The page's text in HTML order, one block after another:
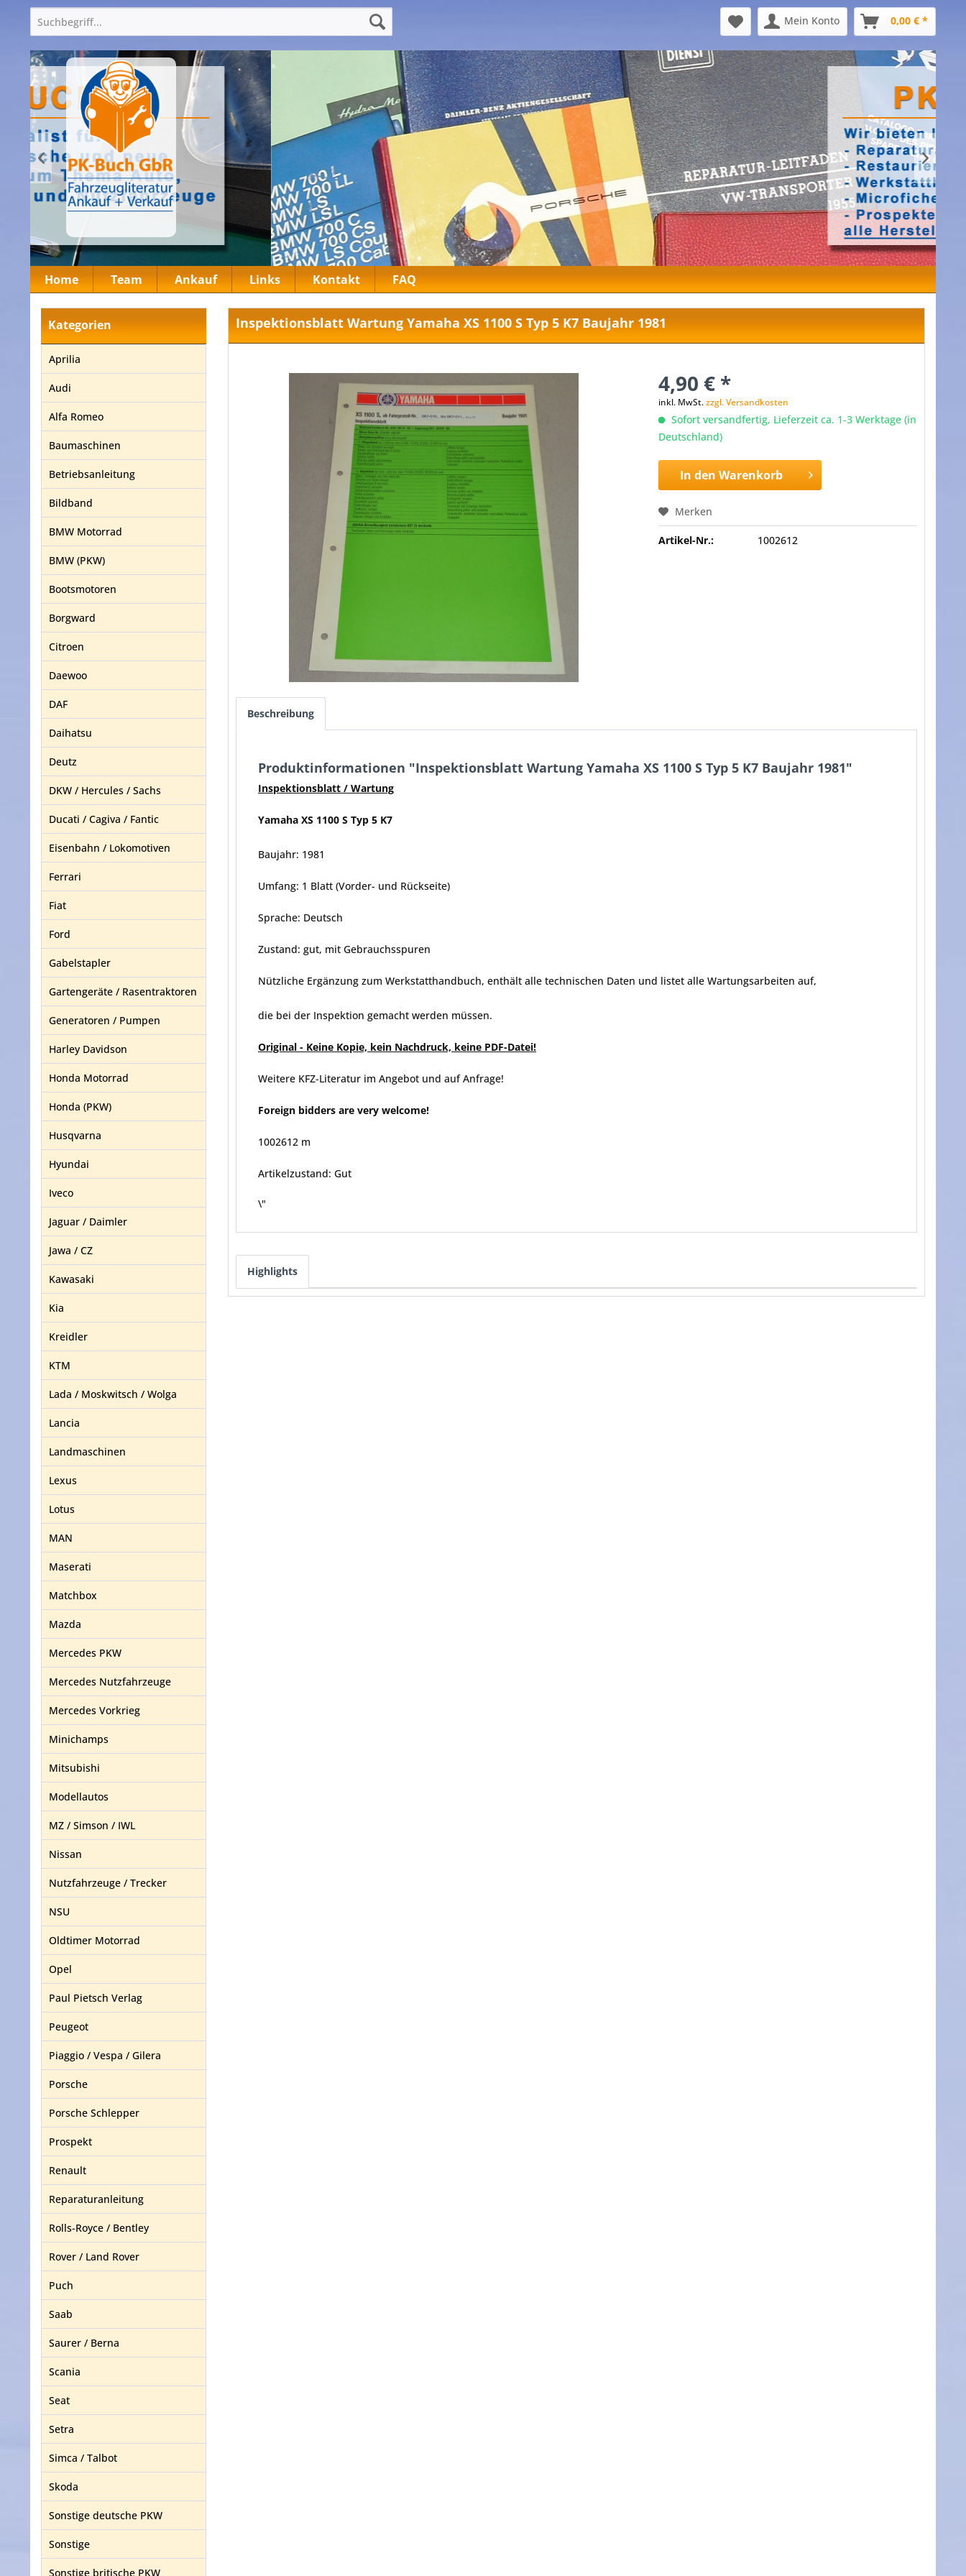
Mein Konto 0,00 € *
Home Team Ankauf Links Kontakt FAQ
Kategorien
Aprilia
Audi
Alfa Romeo
Baumaschinen
Betriebsanleitung
Bildband
BMW Motorrad
BMW (PKW)
Bootsmotoren
Borgward
Citroen
Daewoo
DAF
Daihatsu
Deutz
DKW / Hercules / Sachs
Ducati / Cagiva / Fantic
Eisenbahn / Lokomotiven
Ferrari
Fiat
Ford
Gabelstapler
Gartengeräte / Rasentraktoren
Generatoren / Pumpen
Harley Davidson
Honda Motorrad
Honda (PKW)
Husqvarna
Hyundai
Iveco
Jaguar / Daimler
Jawa / CZ
Kawasaki
Kia
Kreidler
KTM
Lada / Moskwitsch / Wolga
Lancia
Landmaschinen
Lexus
Lotus
MAN
Maserati
Matchbox
Mazda
Mercedes PKW
Mercedes Nutzfahrzeuge
Mercedes Vorkrieg
Minichamps
Mitsubishi
Modellautos
MZ / Simson / IWL
Nissan
Nutzfahrzeuge / Trecker
NSU
Oldtimer Motorrad
Opel
Paul Pietsch Verlag
Peugeot
Piaggio / Vespa / Gilera
Porsche
Porsche Schlepper
Prospekt
Renault
Reparaturanleitung
Rolls-Royce / Bentley
Rover / Land Rover
Puch
Saab
Saurer / Berna
Scania
Seat
Setra
Simca / Talbot
Skoda
Sonstige deutsche PKW
Sonstige
Sonstige britische PKW
Inspektionsblatt Wartung Yamaha XS 1100 S Typ 5 K7 Baujahr 1981
4,90 € *
inkl. MwSt.zzgl. Versandkosten
Sofort versandfertig, Lieferzeit ca. 1-3 Werktage (in
Deutschland)
In den Warenkorb
Merken
Artikel-Nr.: 1002612
Beschreibung
Produktinformationen "Inspektionsblatt Wartung Yamaha XS 1100 S Typ 5 K7 Baujahr 1981"
Inspektionsblatt / Wartung
Yamaha XS 1100 S Typ 5 K7
Baujahr: 1981
Umfang: 1 Blatt (Vorder- und Rückseite)
Sprache: Deutsch
Zustand: gut, mit Gebrauchsspuren
Nützliche Ergänzung zum Werkstatthandbuch, enthält alle technischen Daten und listet alle Wartungsarbeiten auf,
die bei der Inspektion gemacht werden müssen.
Original - Keine Kopie, kein Nachdruck, keine PDF-Datei!
Weitere KFZ-Literatur im Angebot und auf Anfrage!
Foreign bidders are very welcome!
1002612 m
Artikelzustand: Gut
\"
Highlights